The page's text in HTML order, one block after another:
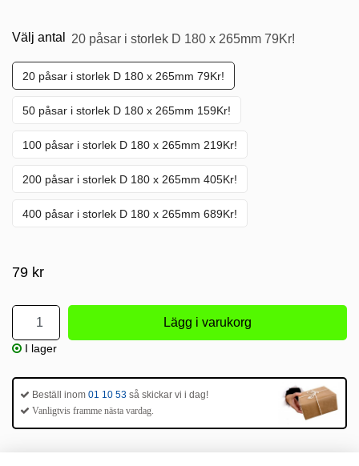
Välj antal 20 påsar i storlek D 180 x 265mm 79Kr!
20 påsar i storlek D 180 x 265mm 79Kr!
50 påsar i storlek D 180 x 265mm 159Kr!
100 påsar i storlek D 180 x 265mm 219Kr!
200 påsar i storlek D 180 x 265mm 405Kr!
400 påsar i storlek D 180 x 265mm 689Kr!
79 kr
I lager
Beställ inom 01 10 53 så skickar vi i dag!
Vanligtvis framme nästa vardag.